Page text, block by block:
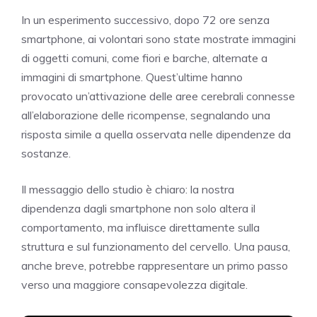
In un esperimento successivo, dopo 72 ore senza
smartphone, ai volontari sono state mostrate immagini
di oggetti comuni, come fiori e barche, alternate a
immagini di smartphone. Quest’ultime hanno
provocato un’attivazione delle aree cerebrali connesse
all’elaborazione delle ricompense, segnalando una
risposta simile a quella osservata nelle dipendenze da
sostanze.
Il messaggio dello studio è chiaro: la nostra
dipendenza dagli smartphone non solo altera il
comportamento, ma influisce direttamente sulla
struttura e sul funzionamento del cervello. Una pausa,
anche breve, potrebbe rappresentare un primo passo
verso una maggiore consapevolezza digitale.